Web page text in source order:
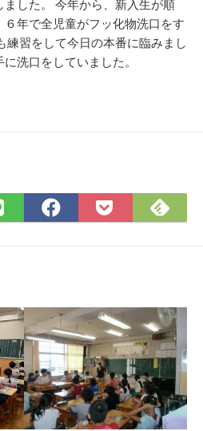
した。 今年から、新入生が順
年で全児童がフッ化物洗口をす
練習をして今日の本番に臨みまし
洗口をしていました。
LINE
で
Facebook
で
Pocket
に
で